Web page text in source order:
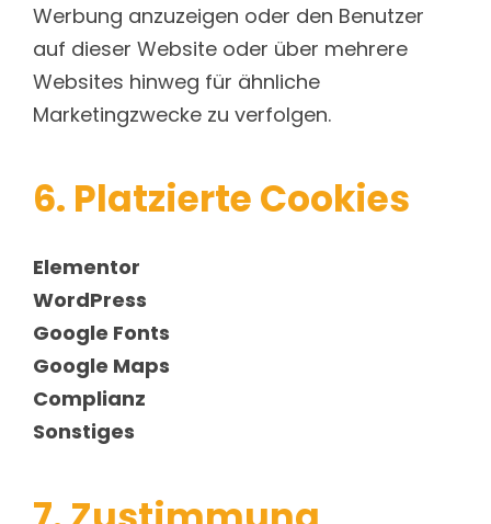
Werbung anzuzeigen oder den Benutzer
auf dieser Website oder über mehrere
Websites hinweg für ähnliche
Marketingzwecke zu verfolgen.
6. Platzierte Cookies
Elementor
WordPress
Google Fonts
Google Maps
Complianz
Sonstiges